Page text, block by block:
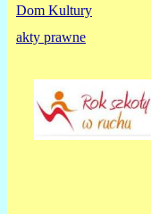
Dom Kultury
akty prawne